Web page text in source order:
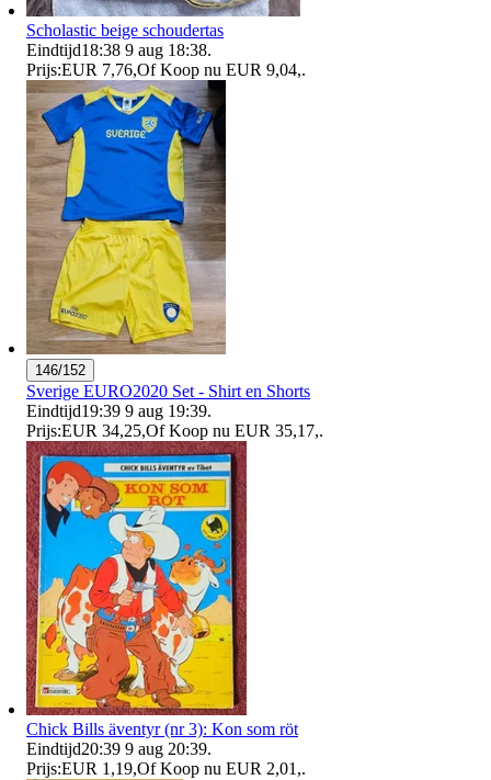
Scholastic beige schoudertas
Eindtijd18:38 9 aug 18:38.
Prijs:EUR 7,76,Of Koop nu EUR 9,04,.
146/152
Sverige EURO2020 Set - Shirt en Shorts
Eindtijd19:39 9 aug 19:39.
Prijs:EUR 34,25,Of Koop nu EUR 35,17,.
Chick Bills äventyr (nr 3): Kon som röt
Eindtijd20:39 9 aug 20:39.
Prijs:EUR 1,19,Of Koop nu EUR 2,01 ,.